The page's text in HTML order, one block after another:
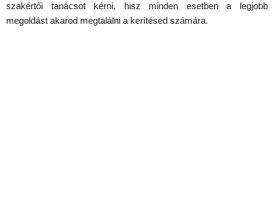
szakértői tanácsot kérni, hisz minden esetben a legjobb
megoldást akarod megtalálni a kerítésed számára.